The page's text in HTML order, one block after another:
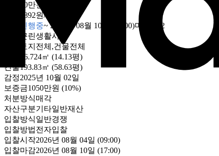
1억500만원
179만892원/평
입찰진행중~2026년 08월 10일 (17:00)마감
D-2
근린생활시설
토지전체,건물전체
46.724㎡ (14.13평)
건물193.83㎡ (58.63평)
감정2025년 10월 02일
보증금1050만원 (10%)
처분방식매각
자산구분기타일반재산
입찰방식일반경쟁
입찰방법전자입찰
입찰시작2026년 08월 04일 (09:00)
입찰마감2026년 08월 10일 (17:00)